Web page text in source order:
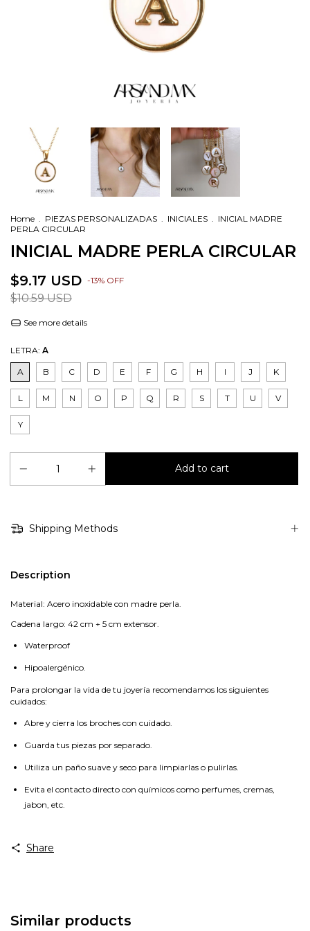
Home . PIEZAS PERSONALIZADAS . INICIALES . INICIAL MADRE
PERLA CIRCULAR
INICIAL MADRE PERLA CIRCULAR
$9.17 USD -13% OFF
$10.59 USD
See more details
LETRA: A
A B C D E F G H I J K
L M N O P Q R S T U V
Y
Shipping Methods
Description
Material: Acero inoxidable con madre perla.
Cadena largo: 42 cm + 5 cm extensor.
Waterproof
Hipoalergénico.
Para prolongar la vida de tu joyería recomendamos los siguientes
cuidados:
Abre y cierra los broches con cuidado.
Guarda tus piezas por separado.
Utiliza un paño suave y seco para limpiarlas o pulirlas.
Evita el contacto directo con químicos como perfumes, cremas,
jabon, etc.
Share
Similar products